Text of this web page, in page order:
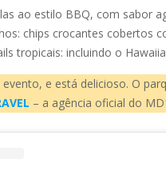
ao estilo BBQ, com sabor
chips crocantes cobertos
tropicais: incluindo o
e está delicioso. O
– a agência oficial do